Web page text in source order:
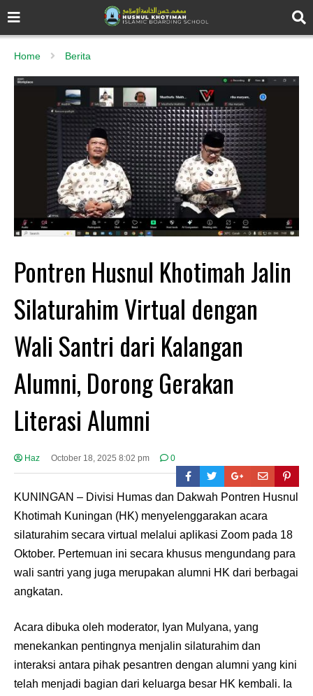
Home Berita
Pontren Husnul Khotimah Jalin
Silaturahim Virtual dengan
Wali Santri dari Kalangan
Alumni, Dorong Gerakan
Literasi Alumni
Haz October 18, 2025 8:02 pm 0
KUNINGAN – Divisi Humas dan Dakwah Pontren Husnul
Khotimah Kuningan (HK) menyelenggarakan acara
silaturahim secara virtual melalui aplikasi Zoom pada 18
Oktober. Pertemuan ini secara khusus mengundang para
wali santri yang juga merupakan alumni HK dari berbagai
angkatan.
Acara dibuka oleh moderator, Iyan Mulyana, yang
menekankan pentingnya menjalin silaturahim dan
interaksi antara pihak pesantren dengan alumni yang kini
telah menjadi bagian dari keluarga besar HK kembali. Ia